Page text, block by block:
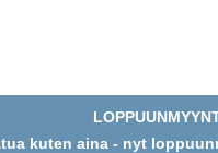
kuten aina - nyt